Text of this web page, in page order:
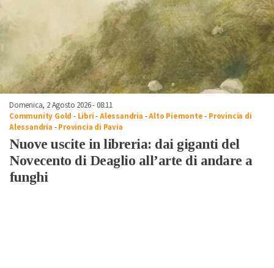
Domenica, 2 Agosto 2026 - 08:11
Community Gold - Libri-Alessandria -Alto Piemonte- Provincia di
Alessandria -Provincia di Pavia
Nuove uscite in libreria: dai giganti del
Novecento di Deaglio all’arte di andare a
funghi